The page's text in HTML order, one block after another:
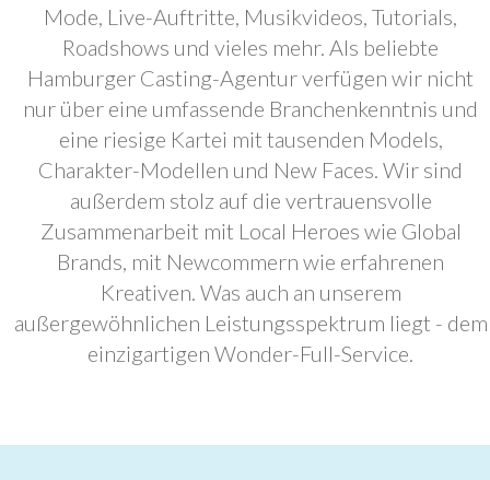
Mode, Live-Auftritte, Musikvideos, Tutorials,
Roadshows und vieles mehr. Als beliebte
Hamburger Casting-Agentur verfügen wir nicht
nur über eine umfassende Branchenkenntnis und
eine riesige Kartei mit tausenden Models,
Charakter-Modellen und New Faces. Wir sind
außerdem stolz auf die vertrauensvolle
Zusammenarbeit mit Local Heroes wie Global
Brands, mit Newcommern wie erfahrenen
Kreativen. Was auch an unserem
außergewöhnlichen Leistungsspektrum liegt - dem
einzigartigen Wonder-Full-Service.